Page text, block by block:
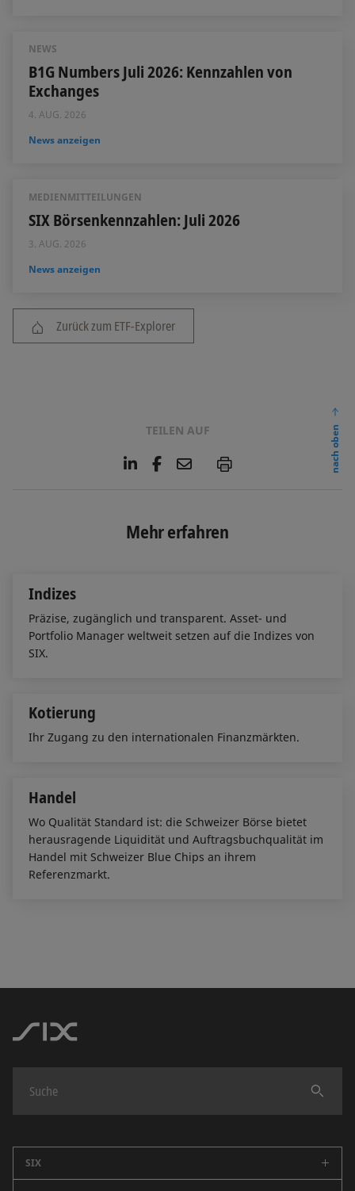
NEWS
B1G Numbers Juli 2026: Kennzahlen von
Exchanges
4. AUG. 2026
News anzeigen
MEDIENMITTEILUNGEN
SIX Börsenkennzahlen: Juli 2026
3. AUG. 2026
News anzeigen
Zurück zum ETF-Explorer
TEILEN AUF
L
e
d
F
o
E
l
P
nach oben
Mehr erfahren
Indizes
Präzise, zugänglich und transparent. Asset- und
Portfolio Manager weltweit setzen auf die Indizes von
SIX.
Kotierung
Ihr Zugang zu den internationalen Finanzmärkten.
Handel
Wo Qualität Standard ist: die Schweizer Börse bietet
herausragende Liquidität und Auftragsbuchqualität im
Handel mit Schweizer Blue Chips an ihrem
Referenzmarkt.
Finden
SIX